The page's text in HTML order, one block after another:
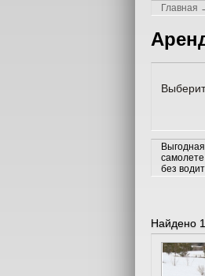
Главная
Выгодная
без
Найдено